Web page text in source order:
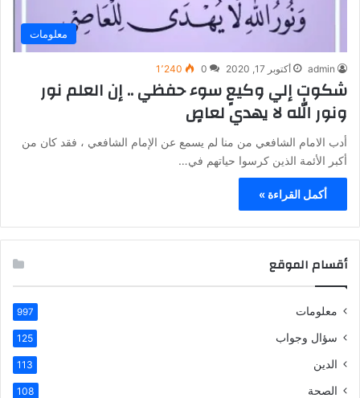
معلومات
admin أكتوبر 17, 2020 0 1٬240
شكوت إلي وكيعٍ سوء حفظي .. إن العلم نور
ونور الله لا يهدي لعاصٍ
أدب الامام الشافعي من منا لم يسمع عن الإمام الشافعي ، فقد كان من
أكبر الأئمة الذين كرسوا حياتهم في…
أكمل القراءة »
أقسام الموقع
معلومات 997
سؤال وجواب 125
الدين 113
الصحة 108